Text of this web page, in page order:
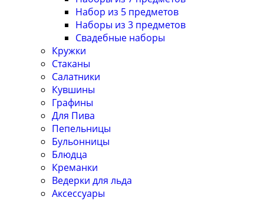
Набор из 5 предметов
Наборы из 3 предметов
Свадебные наборы
Кружки
Стаканы
Салатники
Кувшины
Графины
Для Пива
Пепельницы
Бульонницы
Блюдца
Креманки
Ведерки для льда
Аксессуары